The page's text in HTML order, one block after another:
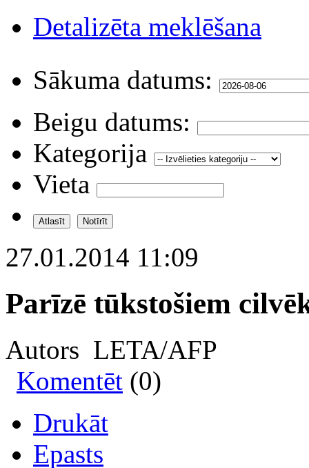
Detalizēta meklēšana
Sākuma datums:
Beigu datums:
Kategorija
Vieta
27.01.2014 11:09
Parīzē tūkstošiem
Autors LETA/AFP
Komentēt (0)
Drukāt
Epasts